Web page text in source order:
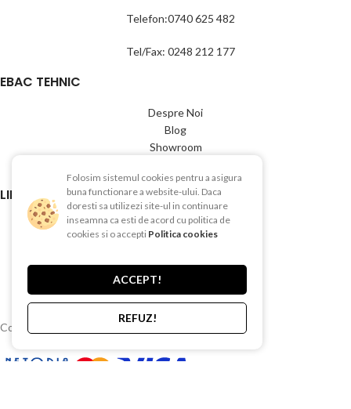
Telefon:0740 625 482
Tel/Fax: 0248 212 177
EBAC TEHNIC
Despre Noi
Blog
Showroom
LINK-URI UTILE
Termeni si conditii
Politica de Confientialitate
Politica de retur
Livrare si plata
Copyright © 2015-2025 EBAC TEHNIC
Folosim sistemul cookies pentru a asigura
buna functionare a website-ului. Daca
doresti sa utilizezi site-ul in continuare
inseamna ca esti de acord cu politica de
cookies si o accepti Politica cookies
ACCEPT!
REFUZ!